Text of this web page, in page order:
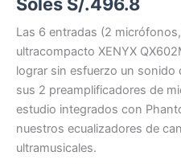
Soles S/.496.8
Las 6 entradas (2
ultracompacto XENYX
lograr sin esfuerzo un sonido
sus 2 preamplificadores de
estudio integrados con
nuestros ecualizadores de
ultramusicales.